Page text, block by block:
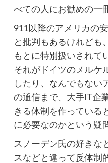
べての人にお勧めの一
911以降のアメリカの
と批判もあるけれども
もとに特別扱いされて
それがドイツのメルケ
したり、なんでもない
の通信まで、大手IT企
きる体制を作っている
に必要なのかという疑
スノーデン氏の好きな
スなどと違って反体制